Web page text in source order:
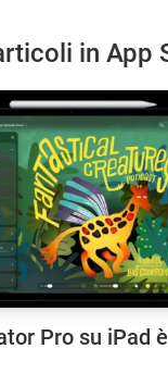
in App
Pro su iPad